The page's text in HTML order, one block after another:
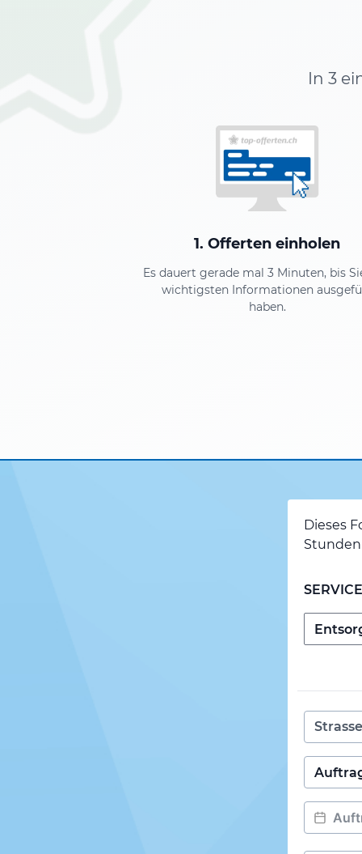
In 3
1. Offerten einholen
Es dauert gerade mal 3 Minuten, bis
wichtigsten Informationen
haben.
Dieses